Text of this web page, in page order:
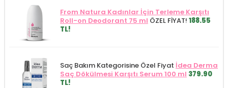
From Natura Kadınlar İçin Terleme Karşıtı
Roll-on Deodorant 75 ml ÖZEL FİYAT! 188.55
TL!
Saç Bakım Kategorisine Özel Fiyat İdea Derma
Saç Dökülmesi Karşıtı Serum 100 ml 379.90
TL!